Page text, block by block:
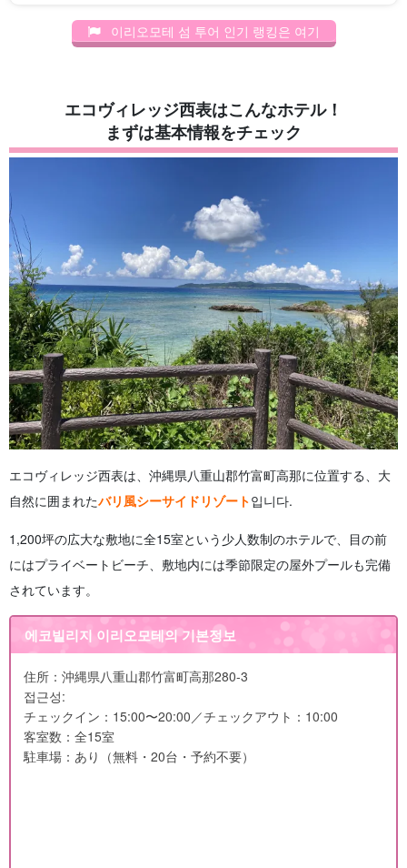
이리오모테 섬 투어 인기 랭킹은 여기
エコヴィレッジ西表はこんなホテル！
まずは基本情報をチェック
エコヴィレッジ西表は、沖縄県八重山郡竹富町高那に位置する、大
自然に囲まれたバリ風シーサイドリゾート입니다.
1,200坪の広大な敷地に全15室という少人数制のホテルで、目の前
にはプライベートビーチ、敷地内には季節限定の屋外プールも完備
されています。
에코빌리지 이리오모테의 기본정보
住所：沖縄県八重山郡竹富町高那280-3
접근성:
チェックイン：15:00〜20:00／チェックアウト：10:00
客室数：全15室
駐車場：あり（無料・20台・予約不要）